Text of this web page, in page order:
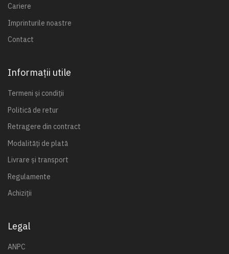
Cariere
Imprinturile noastre
Contact
Informații utile
Termeni și condiții
Politică de retur
Retragere din contract
Modalități de plată
Livrare și transport
Regulamente
Achiziții
Legal
ANPC